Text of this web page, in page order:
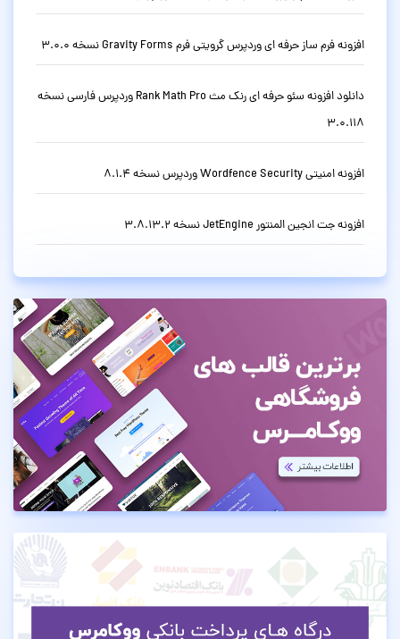
افزونه فرم ساز حرفه ای وردپرس گرویتی فرم Gravity Forms نسخه 3.0.0
دانلود افزونه سئو حرفه ای رنک مث Rank Math Pro وردپرس فارسی نسخه
3.0.118
افزونه امنیتی Wordfence Security وردپرس نسخه 8.1.4
افزونه جت انجین المنتور JetEngine نسخه 3.8.13.2